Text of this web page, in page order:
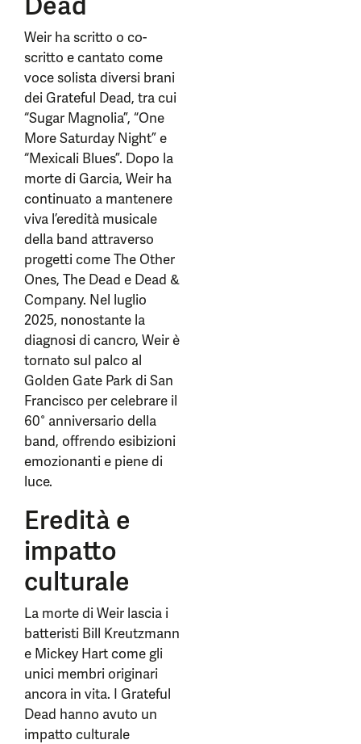
Weir ha scritto o co-
scritto e cantato come
voce solista diversi brani
dei Grateful Dead, tra cui
“Sugar Magnolia”, “One
More Saturday Night” e
“Mexicali Blues”. Dopo la
morte di Garcia, Weir ha
continuato a mantenere
viva l’eredità musicale
della band attraverso
progetti come The Other
Ones, The Dead e Dead &
Company. Nel luglio
2025, nonostante la
diagnosi di cancro, Weir è
tornato sul palco al
Golden Gate Park di San
Francisco per celebrare il
60° anniversario della
band, offrendo esibizioni
emozionanti e piene di
luce.
Eredità e
impatto
culturale
La morte di Weir lascia i
batteristi Bill Kreutzmann
e Mickey Hart come gli
unici membri originari
ancora in vita. I Grateful
Dead hanno avuto un
impatto culturale